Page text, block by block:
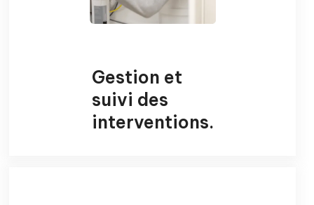
Gestion et
suivi des
interventions.